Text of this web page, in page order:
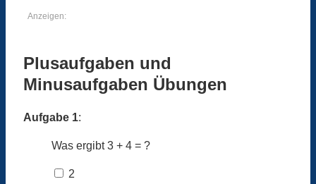
Anzeigen:
Plusaufgaben und
Minusaufgaben Übungen
Aufgabe 1:
Was ergibt 3 + 4 = ?
2